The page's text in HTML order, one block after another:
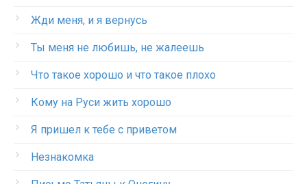
Жди меня, и я вернусь
Ты меня не любишь, не жалеешь
Что такое хорошо и что такое плохо
Кому на Руси жить хорошо
Я пришел к тебе с приветом
Незнакомка